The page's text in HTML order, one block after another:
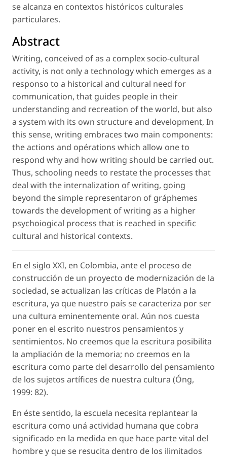
se alcanza en contextos históricos culturales
particulares.
Abstract
Writing, conceived of as a complex socio-cultural
activity, is not only a technology which emerges as a
responso to a historical and cultural need for
communication, that guides people in their
understanding and recreation of the world, but also
a system with its own structure and development, In
this sense, writing embraces two main components:
the actions and opérations which allow one to
respond why and how writing should be carried out.
Thus, schooling needs to restate the processes that
deal with the internalization of writing, going
beyond the simple representaron of gráphemes
towards the development of writing as a higher
psychoiogical process that is reached in specific
cultural and historical contexts.
En el siglo XXI, en Colombia, ante el proceso de
construcción de un proyecto de modernización de la
sociedad, se actualizan las críticas de Platón a la
escritura, ya que nuestro país se caracteriza por ser
una cultura eminentemente oral. Aún nos cuesta
poner en el escrito nuestros pensamientos y
sentimientos. No creemos que la escritura posibilita
la ampliación de la memoria; no creemos en la
escritura como parte del desarrollo del pensamiento
de los sujetos artífices de nuestra cultura (Óng,
1999: 82).
En éste sentido, la escuela necesita replantear la
escritura como uná actividad humana que cobra
significado en la medida en que hace parte vital del
hombre y que se resucita dentro de los ilimitados